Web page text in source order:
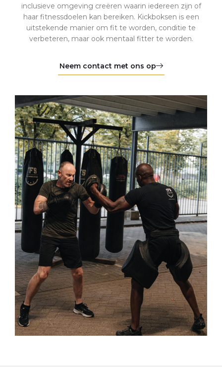
inclusieve omgeving creëren waarin iedereen zijn of
haar fitnessdoelen kan bereiken. Kickboksen is een
uitstekende manier om fit te worden, conditie te
verbeteren, maar ook mentaal fitter te worden.
Neem contact met ons op